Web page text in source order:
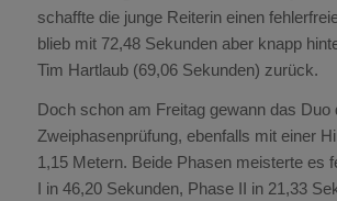
schaffte die junge Reiterin einen
blieb mit 72,48 Sekunden aber knapp
Tim Hartlaub (69,06 Sekunden) zurück.
Doch schon am Freitag gewann das Duo
Zweiphasenprüfung, ebenfalls mit einer
1,15 Metern. Beide Phasen meisterte es
I in 46,20 Sekunden, Phase II in 21,33